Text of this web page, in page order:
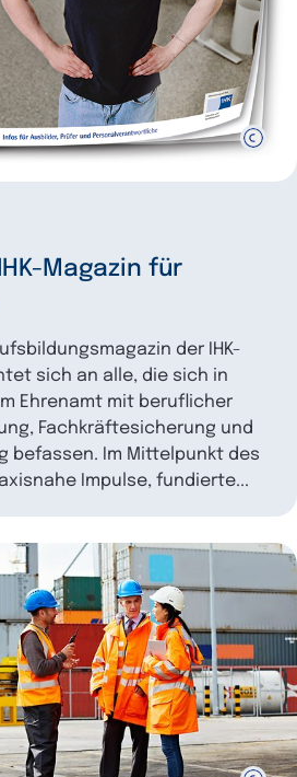
IHK-Magazin für
der IHK-
sich an alle, die sich in
Ehrenamt mit beruflicher
Fachkräftesicherung und
befassen. Im Mittelpunkt des
Impulse, fundierte...